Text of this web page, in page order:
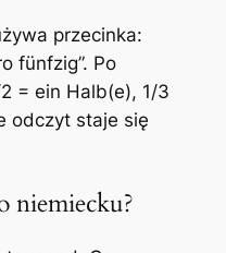
przecinka:
fünfzig”. Po
= ein Halb(e), 1/3
odczyt staje się
niemiecku?